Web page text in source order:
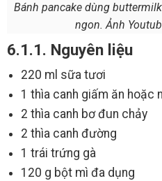
Bánh pancake dùng
ngon. Ảnh
6.1.1. Nguyên liệu
220 ml sữa tươi
1 thìa canh giấm ăn hoặc
2 thìa canh bơ đun chảy
2 thìa canh đường
1 trái trứng gà
120 g bột mì đa dụng